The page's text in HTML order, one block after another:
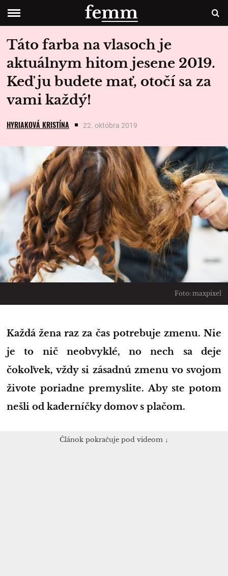
Táto farba na vlasoch je
aktuálnym hitom jesene 2019.
Keď ju budete mať, otočí sa za
vami každý!
HYRIAKOVÁ KRISTÍNA 22. októbra 2019
Foto: maxpixel
Každá žena raz za čas potrebuje zmenu. Nie
je to nič neobvyklé, no nech sa deje
čokoľvek, vždy si zásadnú zmenu vo svojom
živote poriadne premyslite. Aby ste potom
nešli od kaderníčky domov s plačom.
Článok pokračuje pod videom ↓